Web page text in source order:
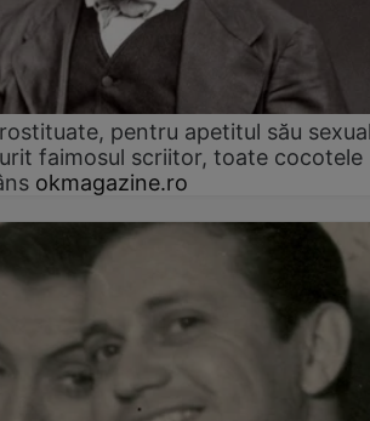
pentru apetitul său
faimosul scriitor, toate cocotele
okmagazine.ro